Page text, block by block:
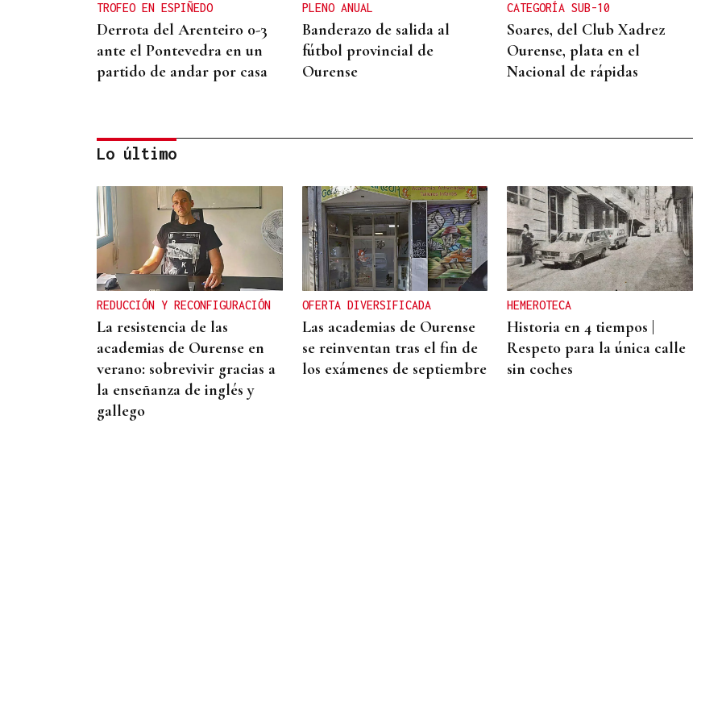
TROFEO EN ESPIÑEDO
Derrota del Arenteiro 0-3
ante el Pontevedra en un
partido de andar por casa
PLENO ANUAL
Banderazo de salida al
fútbol provincial de
Ourense
CATEGORÍA SUB-10
Soares, del Club Xadrez
Ourense, plata en el
Nacional de rápidas
TERCERA FEDERACIÓN
Francisco Vázquez,
presidente del Arenteiro:
“Solo pido tener calma”
Lo último
REDUCCIÓN Y RECONFIGURACIÓN
La resistencia de las
academias de Ourense en
verano: sobrevivir gracias a
la enseñanza de inglés y
gallego
OFERTA DIVERSIFICADA
Las academias de Ourense
se reinventan tras el fin de
los exámenes de septiembre
HEMEROTECA
Historia en 4 tiempos |
Respeto para la única calle
sin coches